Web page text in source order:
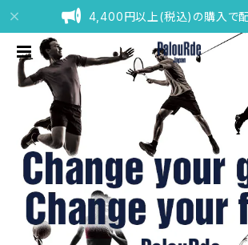
4,400円以上(税込)の購入で